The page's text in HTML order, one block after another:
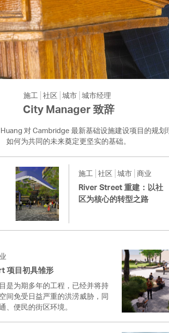
施工 社区 城市 城市经理
City Manager 致辞
对 Cambridge 最新基础设施建设项目的规划
如何为共同的未来奠定更坚实的基础。
施工 社区 城市 商业
River Street 重建：以社
区为核心的转型之路
项目初具雏形
是为期多年的工程，已经并将持
间免受日益严重的洪涝威胁，同
、便民的街区环境。